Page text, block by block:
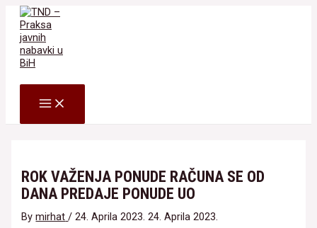
Skip
content
MAIN
MENU
ROK VAŽENJA PONUDE RAČUNA SE OD
DANA PREDAJE PONUDE UO
Bymirhat /24. Aprila 2023. 24. Aprila 2023.